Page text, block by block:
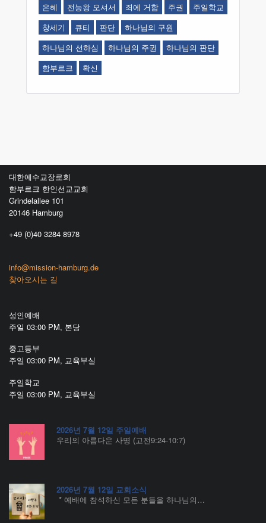
은혜
전능왕 오셔서 죄에 거함 주권
주일학교
창세기
큐티 판단
하나님의 구원
하나님의 선하심
하나님의 주권
하나님의 판단
함부르크
확신
대한예수교장로회
함부르크 한인선교교회
Grindelallee 101
20146 Hamburg
+49 (0)40 3284 8978
info@mission-hamburg.de
찾아오시는 길
성인예배
주일 03:00 PM, 본당
중고등부
주일 03:00 PM, 교육부실
주일학교
주일 03:00 PM, 교육부실
2026년 7월 12일 주일예배
우리의 아름다운 사명 (고전9:24-10:7)
2026년 7월 12일 교회소식
* 예배에 참석하신 모든 분들을 하나님의…